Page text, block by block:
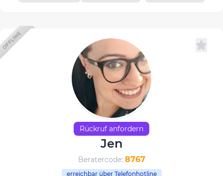
OFFLINE
Rückruf anfordern
Jen
Beratercode: 8767
erreichbar über Telefonhotline